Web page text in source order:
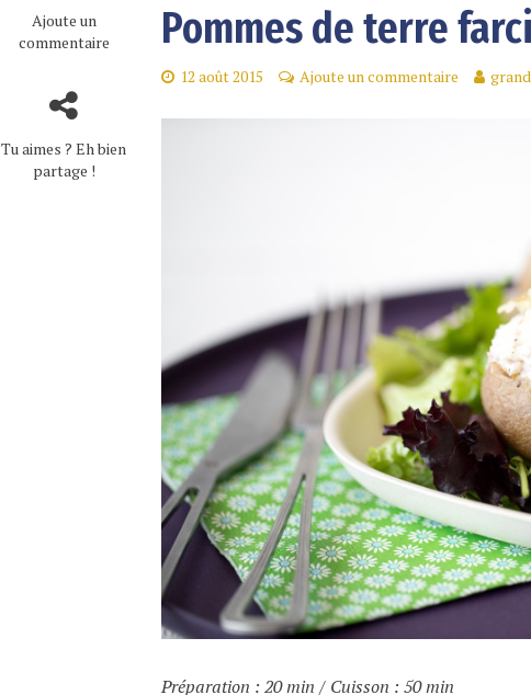
Ajoute un
commentaire
Tu aimes ? Eh bien
partage !
Pommes de terre
12 août 2015 Ajoute un commentaire
Préparation : 20 min / Cuisson : 50 min